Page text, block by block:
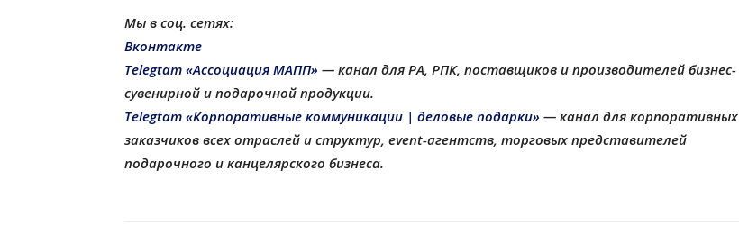
Мы в соц. сетях:
Вконтакте
Telegtam «Ассоциация МАПП» — канал для РА, РПК, поставщиков и производителей бизнес-
сувенирной и подарочной продукции.
Telegtam «Корпоративные коммуникации | деловые подарки» — канал для корпоративных
заказчиков всех отраслей и структур, еvent-агентств, торговых представителей
подарочного и канцелярского бизнеса.